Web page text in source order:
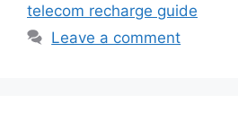
telecom recharge guide
Leave a comment